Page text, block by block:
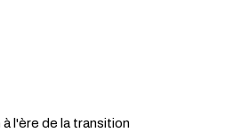
l'ère de la transition